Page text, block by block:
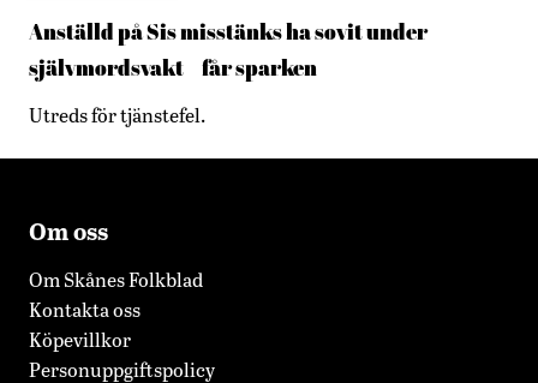
Anställd på Sis misstänks ha sovit under
självmordsvakt – får sparken
Utreds för tjänstefel.
Om oss
Om Skånes Folkblad
Kontakta oss
Köpevillkor
Personuppgiftspolicy